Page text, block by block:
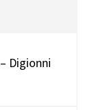
Digionni